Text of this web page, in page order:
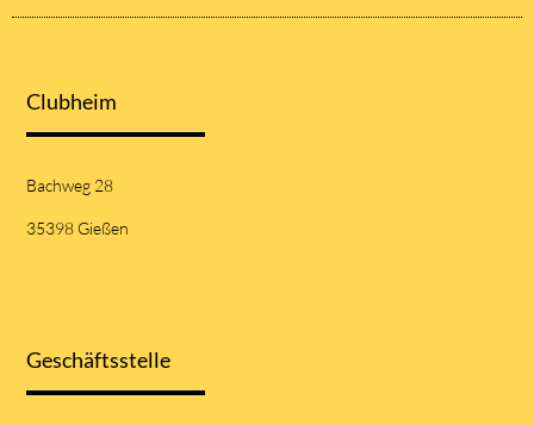
Clubheim
Bachweg 28
35398 Gießen
Geschäftsstelle